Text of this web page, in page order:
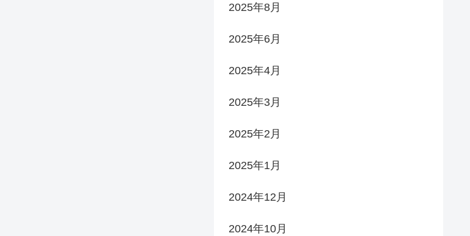
2025年8月
2025年6月
2025年4月
2025年3月
2025年2月
2025年1月
2024年12月
2024年10月